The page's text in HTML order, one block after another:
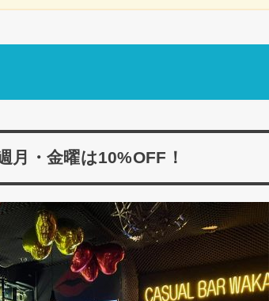
月・金曜は10%OFF！